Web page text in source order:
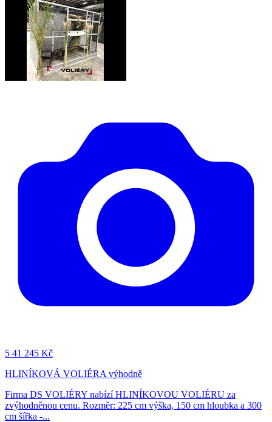
5 41 245 Kč
HLINÍKOVÁ VOLIÉRA výhodně
Firma DS VOLIÉRY nabízí HLINÍKOVOU VOLIÉRU za
zvýhodněnou cenu. Rozměr: 225 cm výška, 150 cm hloubka a 300
cm šířka -...